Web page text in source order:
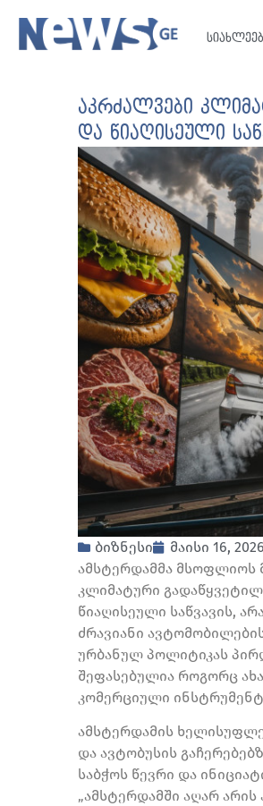
აკრძალვები
და წიაღისეული
ბიზნესი
მაისი 16, 2026
ამსტერდამმა მსოფლიოს
კლიმატური
წიაღისეული საწვავის,
ძრავიანი
ურბანულ პოლიტიკას
შეფასებულია როგორც
კომერციული
ამსტერდამის
და ავტობუსის
საბჭოს წევრი და
„ამსტერდამში აღარ